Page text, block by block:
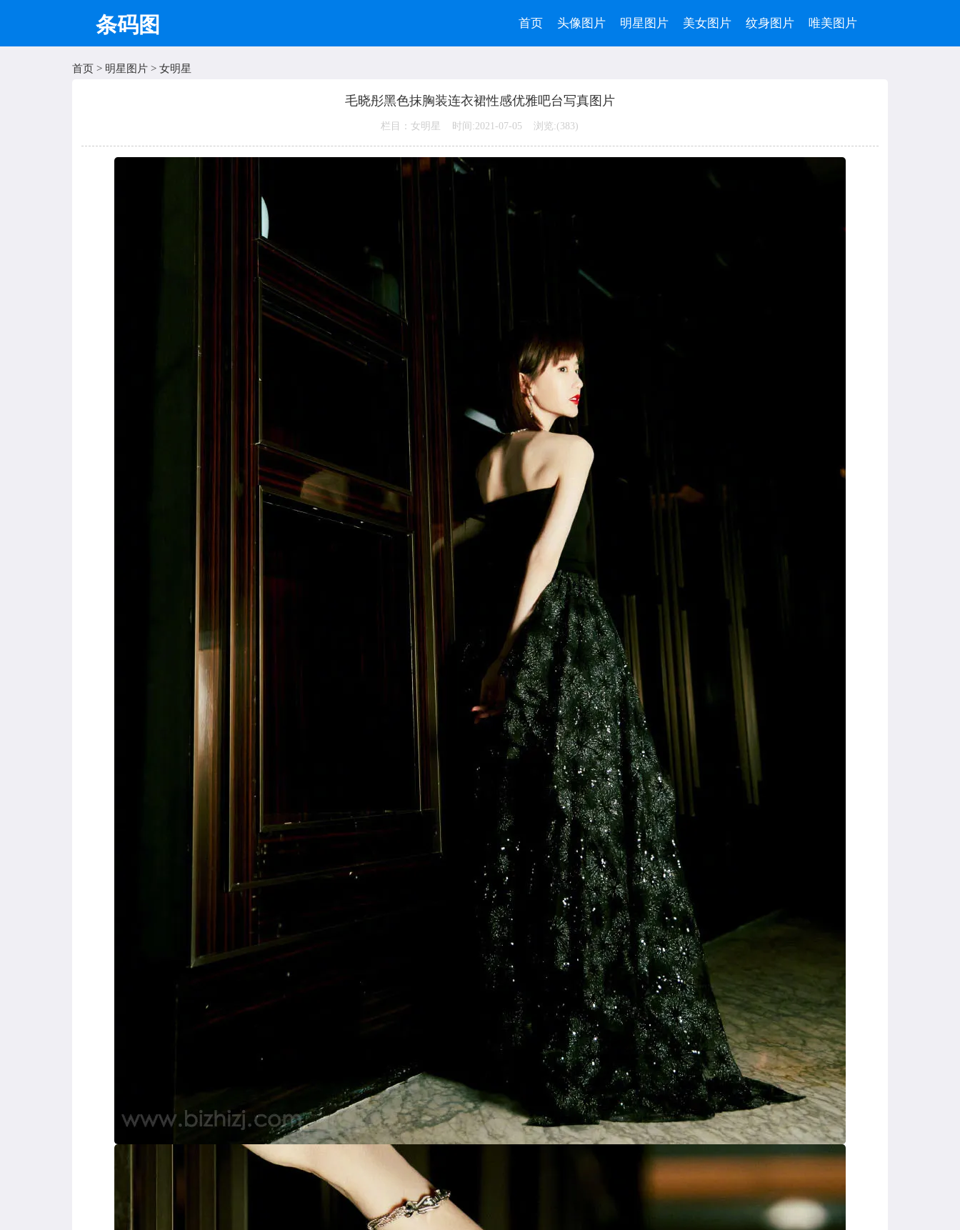
条码图 首页 头像图片 明星图片 美女图片 纹身图片 唯美图片
首页> 明星图片> 女明星
毛晓彤黑色抹胸装连衣裙性感优雅吧台写真图片
栏目：女明星 时间:2021-07-05 浏览:(383)